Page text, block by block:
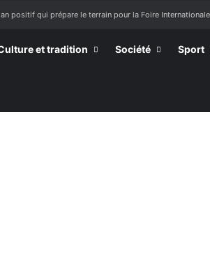
positif qui prépare le terrain pour la Foire
et tradition Société Sport